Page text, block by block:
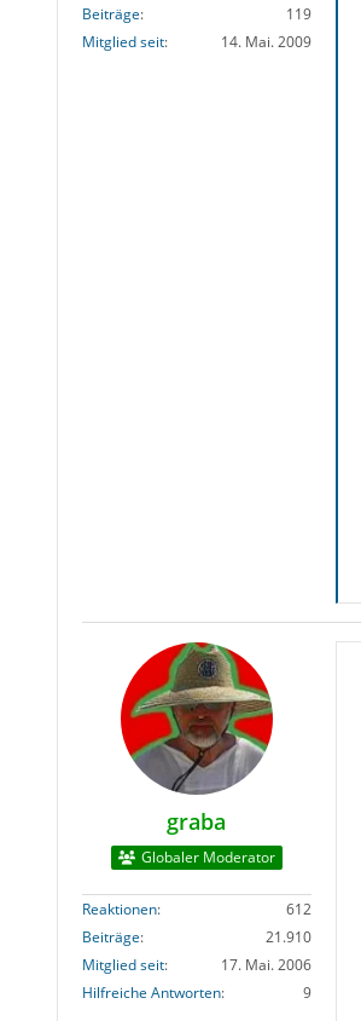
Beiträge
119
Mitglied seit
14. Mai. 2009
graba
Globaler Moderator
Reaktionen
612
Beiträge
21.910
Mitglied seit
17. Mai. 2006
Hilfreiche Antworten
9